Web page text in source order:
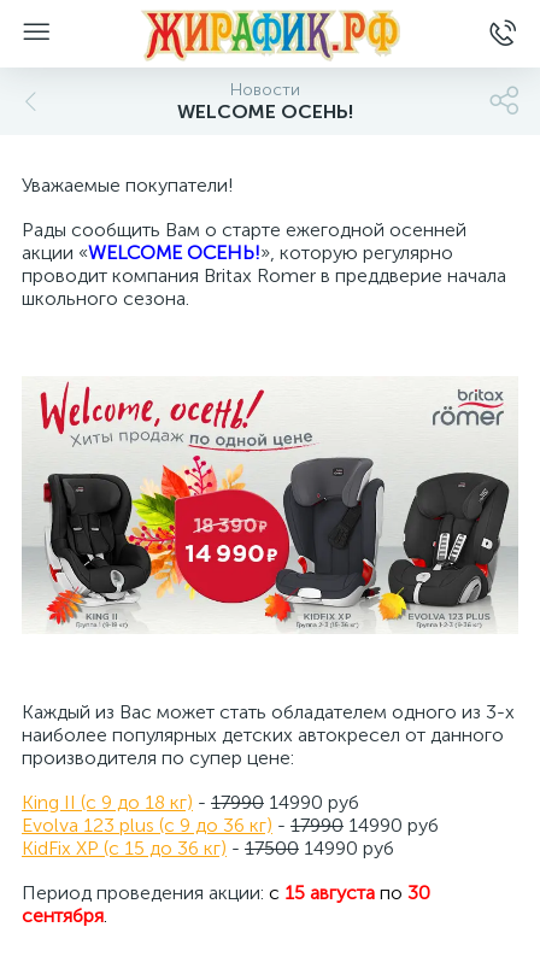
Новости
WELCOME ОСЕНЬ!
Уважаемые покупатели!
Рады сообщить Вам о старте ежегодной осенней
акции «WELCOME ОСЕНЬ!», которую регулярно
проводит компания Britax Romer в преддверие начала
школьного сезона.
Каждый из Вас может стать обладателем одного из 3-х
наиболее популярных детских автокресел от данного
производителя по супер цене:
King II (с 9 до 18 кг) - 17990 14990 руб
Evolva 123 plus (с 9 до 36 кг) - 17990 14990 руб
KidFix XP (с 15 до 36 кг) - 17500 14990 руб
Период проведения акции: с 15 августа по 30
сентября.